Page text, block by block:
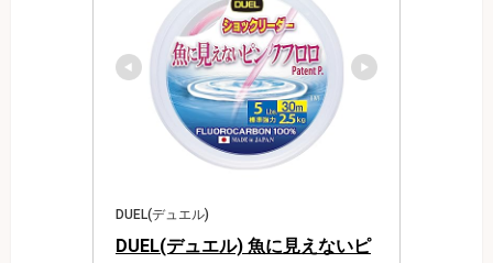
DUEL(デュエル)
DUEL(デュエル) 魚に見えないピ